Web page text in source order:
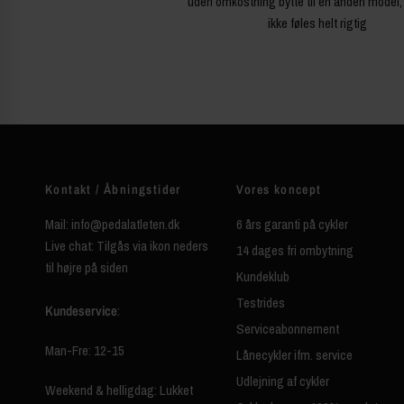
ikke føles helt rigtig
Kontakt / Åbningstider
Mail: info@pedalatleten.dk
Live chat: Tilgås via ikon neders
til højre på siden
Kundeservice:
Man-Fre: 12-15
Weekend & helligdag: Lukket
Vores koncept
6 års garanti på cykler
14 dages fri ombytning
Kundeklub
Testrides
Serviceabonnement
Lånecykler ifm. service
Udlejning af cykler